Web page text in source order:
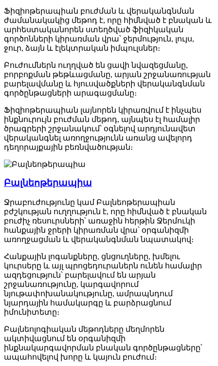
Ֆիզիոթերապիան բուժման և վերականգնման
ժամանակակից մեթոդ է, որը հիմնված է բնական և
արհեստականորեն ստեղծված ֆիզիկական
գործոնների կիրառման վրա՝ ջերմություն, լույս,
ջուր, ձայն և էլեկտրական իմպուլսներ։
Բուժումներն ուղղված են ցավի նվազեցմանը,
բորբոքման թեթևացմանը, արյան շրջանառության
բարելավմանը և հյուսվածքների վերականգնման
գործընթացների արագացմանը։
Ֆիզիոթերապիան լայնորեն կիրառվում է ինչպես
ինքնուրույն բուժման մեթոդ, այնպես էլ համալիր
ծրագրերի շրջանակում՝ օգնելով արդյունավետ
վերականգնել առողջությունն առանց ավելորդ
դեղորայքային բեռնվածության։
Բալնեոթերապիա
Ջրաբուժությունը կամ Բալնեոթերապիան
բժշկության ուղղություն է, որը հիմնված է բնական
բուժիչ ռեսուրսների՝ առաջին հերթին Ջերմուկի
հանքային ջրերի կիրառման վրա՝ օրգանիզմի
առողջացման և վերականգնման նպատակով։
Հանքային լոգանքները, ցնցուղները, խմելու
կուրսերը և այլ պրոցեդուրաներն ունեն համալիր
ազդեցություն՝ բարելավում են արյան
շրջանառությունը, կարգավորում
նյութափոխանակությունը, ամրապնդում
նյարդային համակարգը և բարձրացնում
իմունիտետը։
Բալնեոլոգիական մեթոդները մեղմորեն
ակտիվացնում են օրգանիզմի
ինքնակարգավորման բնական գործընթացները՝
ապահովելով խորը և կայուն բուժում։